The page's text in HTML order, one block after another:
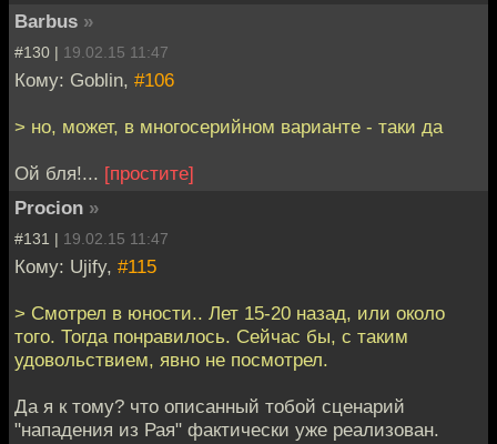
Barbus »
#130 | 19.02.15 11:47
Кому: Goblin, #106
> но, может, в многосерийном варианте - таки да
Ой бля!... [простите]
Procion »
#131 | 19.02.15 11:47
Кому: Ujify, #115
> Смотрел в юности.. Лет 15-20 назад, или около
того. Тогда понравилось. Сейчас бы, с таким
удовольствием, явно не посмотрел.
Да я к тому? что описанный тобой сценарий
"нападения из Рая" фактически уже реализован.